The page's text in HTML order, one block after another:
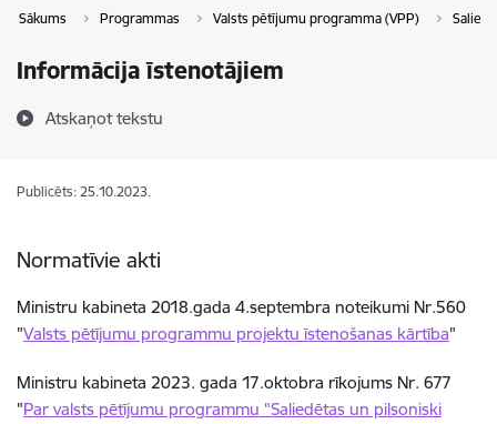
Sākums Programmas Valsts pētījumu programma (VPP)
Informācija īstenotājiem
Atskaņot tekstu
Publicēts: 25.10.2023.
Normatīvie akti
Ministru kabineta 2018.gada 4.septembra noteikumi Nr.560
"Valsts pētījumu programmu projektu īstenošanas kārtība"
Ministru kabineta 2023. gada 17.oktobra rīkojums Nr. 677
"Par valsts pētījumu programmu "Saliedētas un pilsoniski